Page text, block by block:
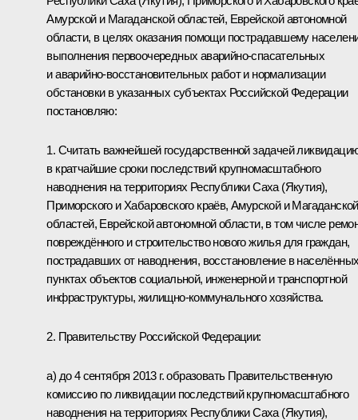
Амурской и Магаданской областей, Еврейской автономной
области, в целях оказания помощи пострадавшему
выполнения первоочередных аварийно-спасательных
и аварийно-восстановительных работ и нормализации
обстановки в указанных субъектах Российской Федерации
постановляю:
1. Считать важнейшей государственной задачей
в кратчайшие сроки последствий крупномасштабного
наводнения на территориях Республики Саха (Якутия),
Приморского и Хабаровского краёв, Амурской и Магаданской
областей, Еврейской автономной области, в том числе
повреждённого и строительство нового жилья для граждан,
пострадавших от наводнения, восстановление в
пунктах объектов социальной, инженерной и транспортной
инфраструктуры, жилищно-коммунального хозяйства.
2. Правительству Российской Федерации:
а) до 4 сентября 2013 г. образовать Правительственную
комиссию по ликвидации последствий крупномасштабного
наводнения на территориях Республики Саха (Якутия),